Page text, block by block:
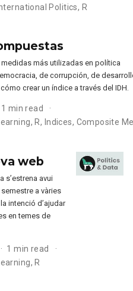
Politics, R
más utilizadas en política
de corrupción, de
crear un índice a través del IDH.
1 min read
, R, Indices, Composite
web
s’estrena avui
a vàries
intenció d’ajudar
en temes de
1 min read
Learning, R